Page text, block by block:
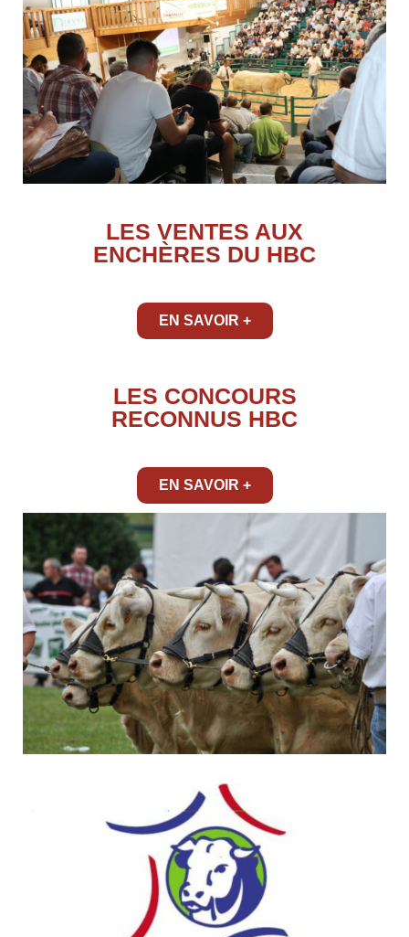
LES VENTES AUX
ENCHÈRES DU HBC
EN SAVOIR +
LES CONCOURS
RECONNUS HBC
EN SAVOIR +